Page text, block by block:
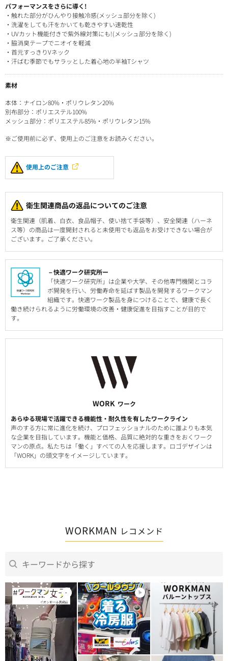
パフォーマンスをさらに導く!
・触れた部分がひんやり接触冷感(メッシュ部分を除く)
・洗濯をしても汗をかいても乾きやすい速乾性
・UVカット機能付きで紫外線対策にも!(メッシュ部分を除く)
・脇消臭テープでニオイを軽減
・首元すっきりVネック
・汗ばむ季節でもサラッとした着心地の半袖Tシャツ
素材
本体：ナイロン80%・ポリウレタン20%
別布部分：ポリエステル100%
メッシュ部分：ポリエステル85%・ポリウレタン15%
※ご使用前に必ず、使用上のご注意をお読みください。
使用上のご注意
衛生関連商品の返品についてのご注意
衛生関連（肌着、白衣、食品帽子、使い捨て手袋等）、安全関連（ハーネ
ス等）の商品は一度開封されると未使用でも返品をお受けできない場合が
ございます。ご了承ください。
－快適ワーク研究所ー
「快適ワーク研究所」は企業や大学、その他専門機関とコラ
ボ開発を行い、労働寿命を延ばす製品を開発するワークマン
組織です。快適ワーク製品を身につけることで、健康で長く
働き続けられるように労働環境の改善・健康促進を目指すことが目的で
す。
WORK ワーク
あらゆる現場で活躍できる機能性・耐久性を有したワークライン
声のする方に常に進化を続け、プロフェッショナルのために誰よりも本気
な企業を目指しています。機能と価格、品質に絶対的な重きをおくワーク
マンの原点。私たちは「働く」すべての人を応援します。ロゴデザインは
「WORK」の頭文字をイメージしています。
WORKMAN レコメンド